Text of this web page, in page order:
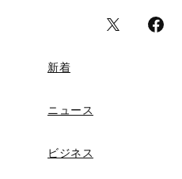
新着
ニュース
ビジネス